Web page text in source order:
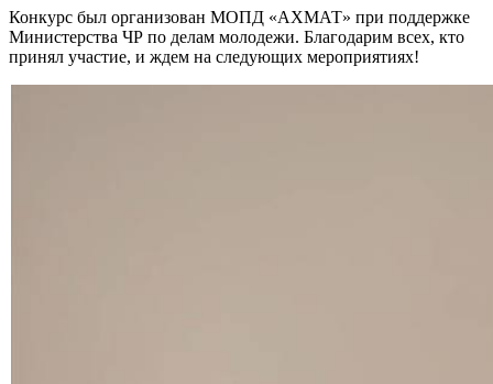
Конкурс был организован МОПД «АХМАТ» при поддержке
Министерства ЧР по делам молодежи. Благодарим всех, кто
принял участие, и ждем на следующих мероприятиях!